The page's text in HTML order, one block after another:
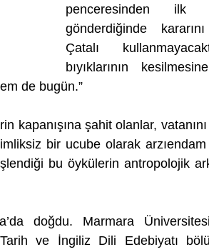
penceresinden ilk
gönderdiğinde
Çatalı
bıyıklarının
de bugün.”
kapanışına şahit olanlar,
bir ucube olarak
bu öykülerin antropolojik
doğdu. Marmara
ve İngiliz Dili Edebiyatı